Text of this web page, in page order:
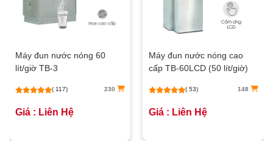
Máy đun nước nóng 60
lít/giờ TB-3
( 117) 230
Giá : Liên Hệ
Máy đun nước nóng cao
cấp TB-60LCD (50 lít/giờ)
( 53) 148
Giá : Liên Hệ